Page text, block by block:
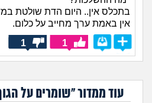
בתכלס אין.. היום הדת שולטת
אין באמת ערך מחייב על כלום.
1
1
עוד ממדור "שומרים על